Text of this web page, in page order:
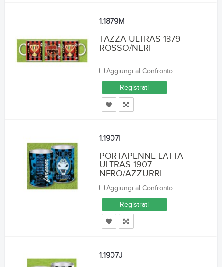
1.1879M
TAZZA ULTRAS 1879
ROSSO/NERI
Aggiungi al Confronto
Registrati
1.1907I
PORTAPENNE LATTA
ULTRAS 1907
NERO/AZZURRI
Aggiungi al Confronto
Registrati
1.1907J